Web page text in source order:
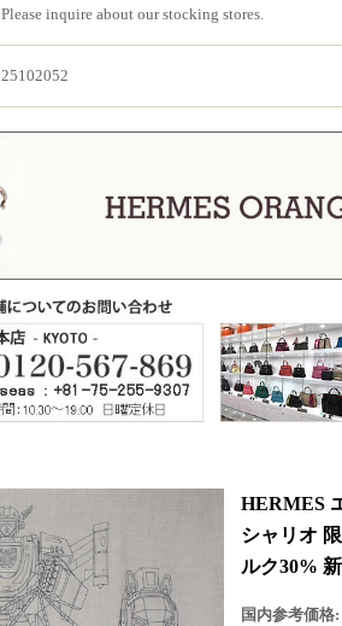
Please inquire about our stocking stores.
25102052
HERMES
シャリオ
ルク30%
国内参考価格: